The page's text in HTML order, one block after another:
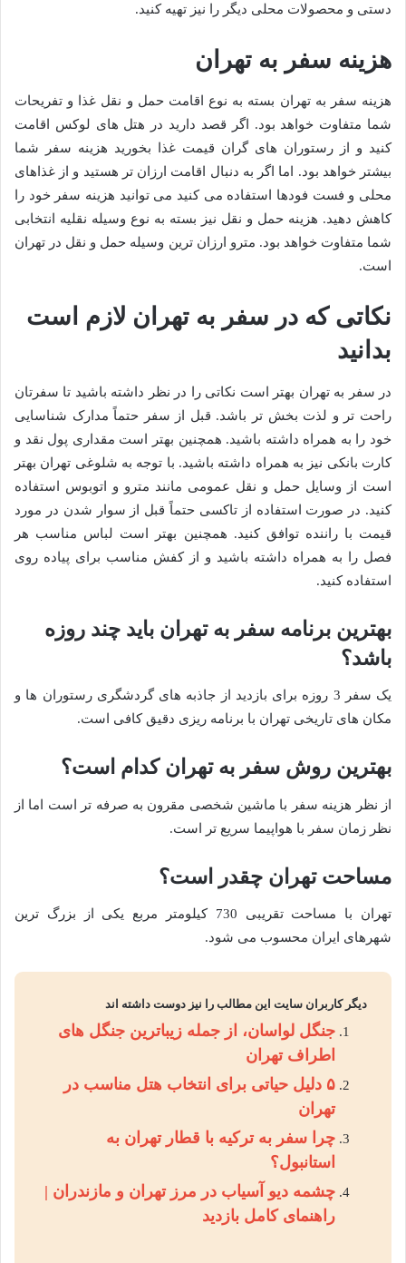
دستی و محصولات محلی دیگر را نیز تهیه کنید.
هزینه سفر به تهران
هزینه سفر به تهران بسته به نوع اقامت حمل و نقل غذا و تفریحات
شما متفاوت خواهد بود. اگر قصد دارید در هتل های لوکس اقامت
کنید و از رستوران های گران قیمت غذا بخورید هزینه سفر شما
بیشتر خواهد بود. اما اگر به دنبال اقامت ارزان تر هستید و از غذاهای
محلی و فست فودها استفاده می کنید می توانید هزینه سفر خود را
کاهش دهید. هزینه حمل و نقل نیز بسته به نوع وسیله نقلیه انتخابی
شما متفاوت خواهد بود. مترو ارزان ترین وسیله حمل و نقل در تهران
است.
نکاتی که در سفر به تهران لازم است
بدانید
در سفر به تهران بهتر است نکاتی را در نظر داشته باشید تا سفرتان
راحت تر و لذت بخش تر باشد. قبل از سفر حتماً مدارک شناسایی
خود را به همراه داشته باشید. همچنین بهتر است مقداری پول نقد و
کارت بانکی نیز به همراه داشته باشید. با توجه به شلوغی تهران بهتر
است از وسایل حمل و نقل عمومی مانند مترو و اتوبوس استفاده
کنید. در صورت استفاده از تاکسی حتماً قبل از سوار شدن در مورد
قیمت با راننده توافق کنید. همچنین بهتر است لباس مناسب هر
فصل را به همراه داشته باشید و از کفش مناسب برای پیاده روی
استفاده کنید.
بهترین برنامه سفر به تهران باید چند روزه
باشد؟
یک سفر 3 روزه برای بازدید از جاذبه های گردشگری رستوران ها و
مکان های تاریخی تهران با برنامه ریزی دقیق کافی است.
بهترین روش سفر به تهران کدام است؟
از نظر هزینه سفر با ماشین شخصی مقرون به صرفه تر است اما از
نظر زمان سفر با هواپیما سریع تر است.
مساحت تهران چقدر است؟
تهران با مساحت تقریبی 730 کیلومتر مربع یکی از بزرگ ترین
شهرهای ایران محسوب می شود.
دیگر کاربران سایت این مطالب را نیز دوست داشته اند
جنگل لواسان، از جمله زیباترین جنگل های
اطراف تهران
۵ دلیل حیاتی برای انتخاب هتل مناسب در
تهران
چرا سفر به ترکیه با قطار تهران به
استانبول؟
چشمه دیو آسیاب در مرز تهران و مازندران |
راهنمای کامل بازدید